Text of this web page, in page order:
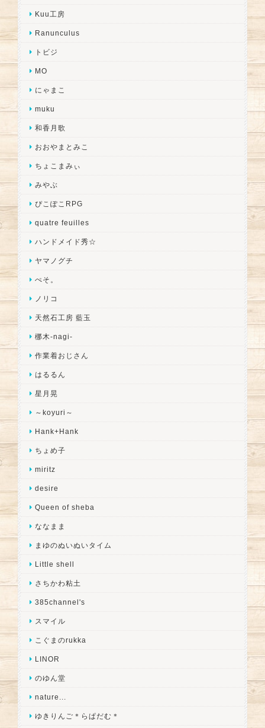
Kuu工房
Ranunculus
トビジ
MO
にゃまこ
muku
和香月歌
おおやまとみこ
ちょこまみぃ
みやぶ
ぴこぽこRPG
quatre feuilles
ハンドメイド秀☆
ヤマノグチ
ぺそ。
ノリコ
天然石工房 藍玉
梛木-nagi-
作業着おじさん
はるるん
星月晃
～koyuri～
Hank+Hank
ちょめ子
miritz
desire
Queen of sheba
ななまま
まゆのぬいぬいタイム
Little shell
さちかわ粘土
385channel's
スマイル
こぐまのrukka
LINOR
のゆん堂
nature...
ゆきりんご＊らぱだむ＊